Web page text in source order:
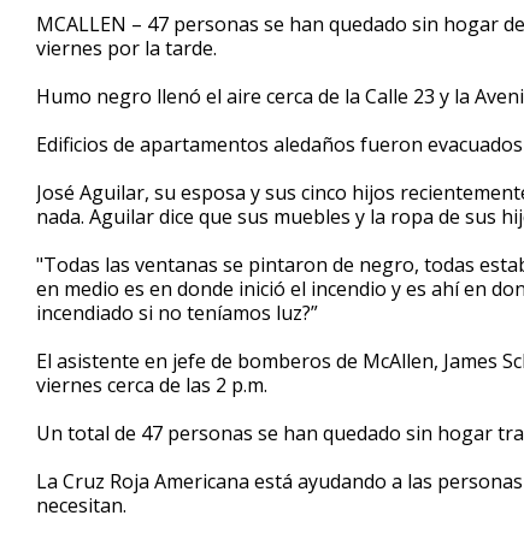
1
minute,
26
90%
MCALLEN – 47 personas se han quedado sin hogar
viernes por la tarde.
Humo negro llenó el aire cerca de la Calle 23 y la
Edificios de apartamentos aledaños fueron
José Aguilar, su esposa y sus cinco hijos
nada. Aguilar dice que sus muebles y la ropa de sus
"Todas las ventanas se pintaron de negro, todas
en medio es en donde inició el incendio y es ahí en
incendiado si no teníamos luz?”
El asistente en jefe de bomberos de McAllen, James
viernes cerca de las 2 p.m.
Un total de 47 personas se han quedado sin hogar
La Cruz Roja Americana está ayudando a las
necesitan.